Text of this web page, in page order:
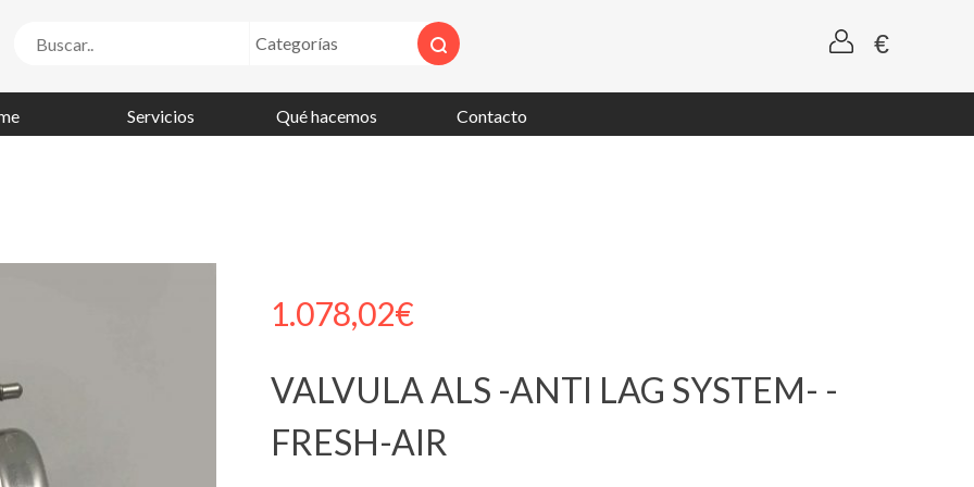
Servicios Qué hacemos Contacto
1.078,02€
VALVULA ALS -ANTI LAG SYSTEM- -
FRESH-AIR